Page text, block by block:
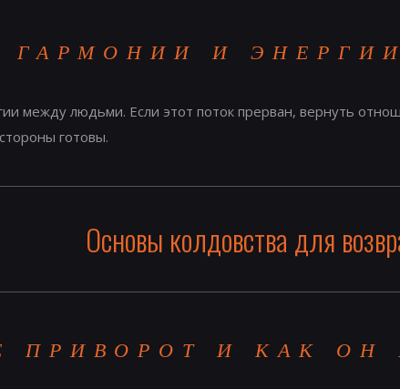
ГАРМОНИИ И
между людьми. Если этот поток прерван, вернуть
готовы.
Основы колдовства для
ПРИВОРОТ И КАК ОН